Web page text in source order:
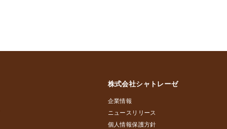
株式会社シャトレーゼ
企業情報
ニュースリリース
個人情報保護方針